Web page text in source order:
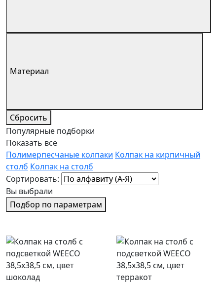
Материал
Сбросить
Популярные подборки
Показать все
Полимерпесчаные колпаки Колпак на кирпичный
столб Колпак на столб
Сортировать:
Вы выбрали
Подбор по параметрам